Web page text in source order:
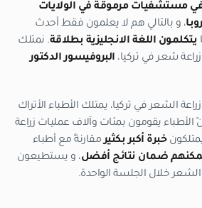
مستشفيات مرموقة في الولايات
، و بالتالي هم لا يعلمون فقط أحدث
يتكلمون اللغة الانجليزية بطلاقة. نمتلك
شعر في تركيا، البروفيسور الدكتور
الشعر في تركيا، يمتلك الأطباء الأتراك
الأطباء يقومون بمئات وآلاف عمليات زراعة
خبرة أكبر بكثيرمقارنةً مع أطباء
ضمان نتائج أفضل، و يستطيعون
خلال الجلسة الواحدة.